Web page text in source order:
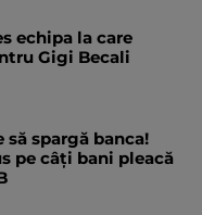
echipa la care
Gigi Becali
spargă banca!
pe câți bani pleacă